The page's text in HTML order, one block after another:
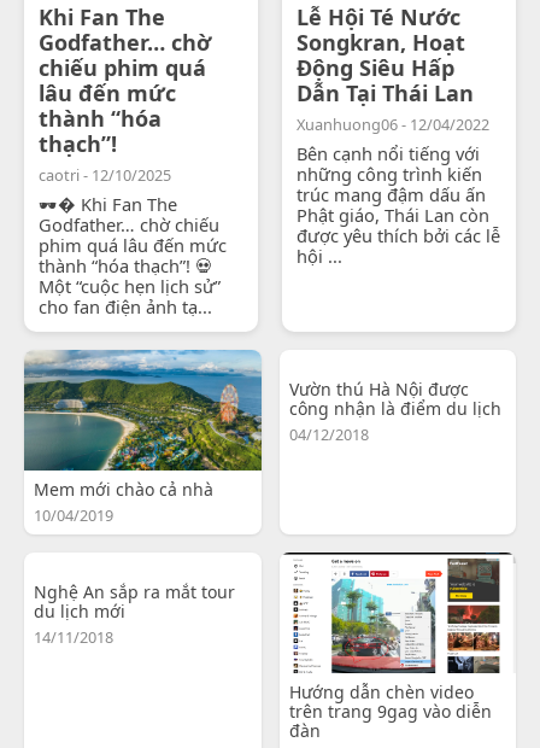
Khi Fan The
Godfather… chờ
chiếu phim quá
lâu đến mức
thành “hóa
thạch”!
caotri - 12/10/2025
🕶� Khi Fan The
Godfather… chờ chiếu
phim quá lâu đến mức
thành “hóa thạch”! 💀
Một “cuộc hẹn lịch sử”
cho fan điện ảnh tạ...
Lễ Hội Té Nước
Songkran, Hoạt
Động Siêu Hấp
Dẫn Tại Thái Lan
Xuanhuong06 - 12/04/2022
Bên cạnh nổi tiếng với
những công trình kiến
trúc mang đậm dấu ấn
Phật giáo, Thái Lan còn
được yêu thích bởi các lễ
hội ...
Mem mới chào cả nhà
10/04/2019
Vườn thú Hà Nội được
công nhận là điểm du lịch
04/12/2018
Nghệ An sắp ra mắt tour
du lịch mới
14/11/2018
Hướng dẫn chèn video
trên trang 9gag vào diễn
đàn